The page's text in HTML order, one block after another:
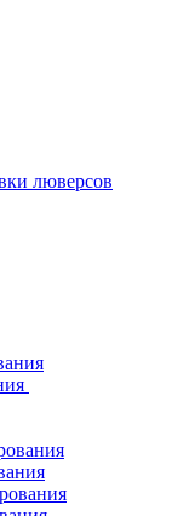
люверсов